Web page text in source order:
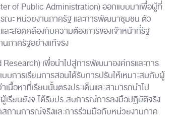
of Public Administration) ออกแบบมาเพื่อผู้ที่
ณะ หน่วยงานภาครัฐ และการพัฒนาชุมชน ตัว
สอดคล้องกับความต้องการของเจ้าหน้าที่รัฐ
ภาครัฐอย่างแท้จริง
เพื่อนำไปสู่การพัฒนาองค์กรและการ
การเรียนการสอนได้รับการปรับให้เหมาะสมกับผู้
นื้อหาที่เรียนนั้นตรงประเด็นและสามารถนำไป
เรียนยังจะได้รับประสบการณ์การลงมือปฏิบัติจริง
สถานการณ์จริงและการร่วมมือกับหน่วยงานภาค